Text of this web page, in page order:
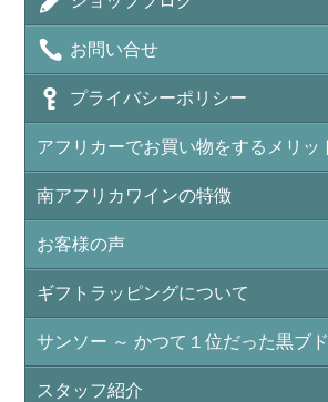
お問い合せ
プライバシーポリシー
アフリカーでお買い物をするメリッ
南アフリカワインの特徴
お客様の声
ギフトラッピングについて
サンソー ～ かつて１位だった黒ブ
スタッフ紹介